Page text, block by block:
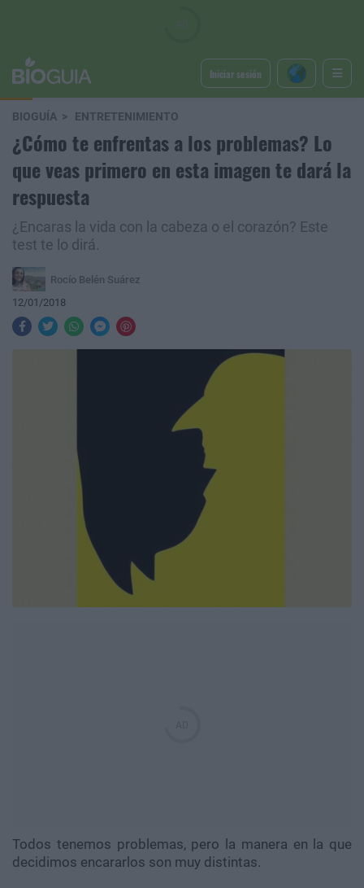
Iniciar sesión
BIOGUÍA ENTRETENIMIENTO
¿Cómo te enfrentas a los problemas? Lo
que veas primero en esta imagen te dará la
respuesta
¿Encaras la vida con la cabeza o el corazón? Este
test te lo dirá.
Rocío Belén Suárez
12/01/2018
Todos tenemos problemas, pero la manera en la que
decidimos encararlos son muy distintas.